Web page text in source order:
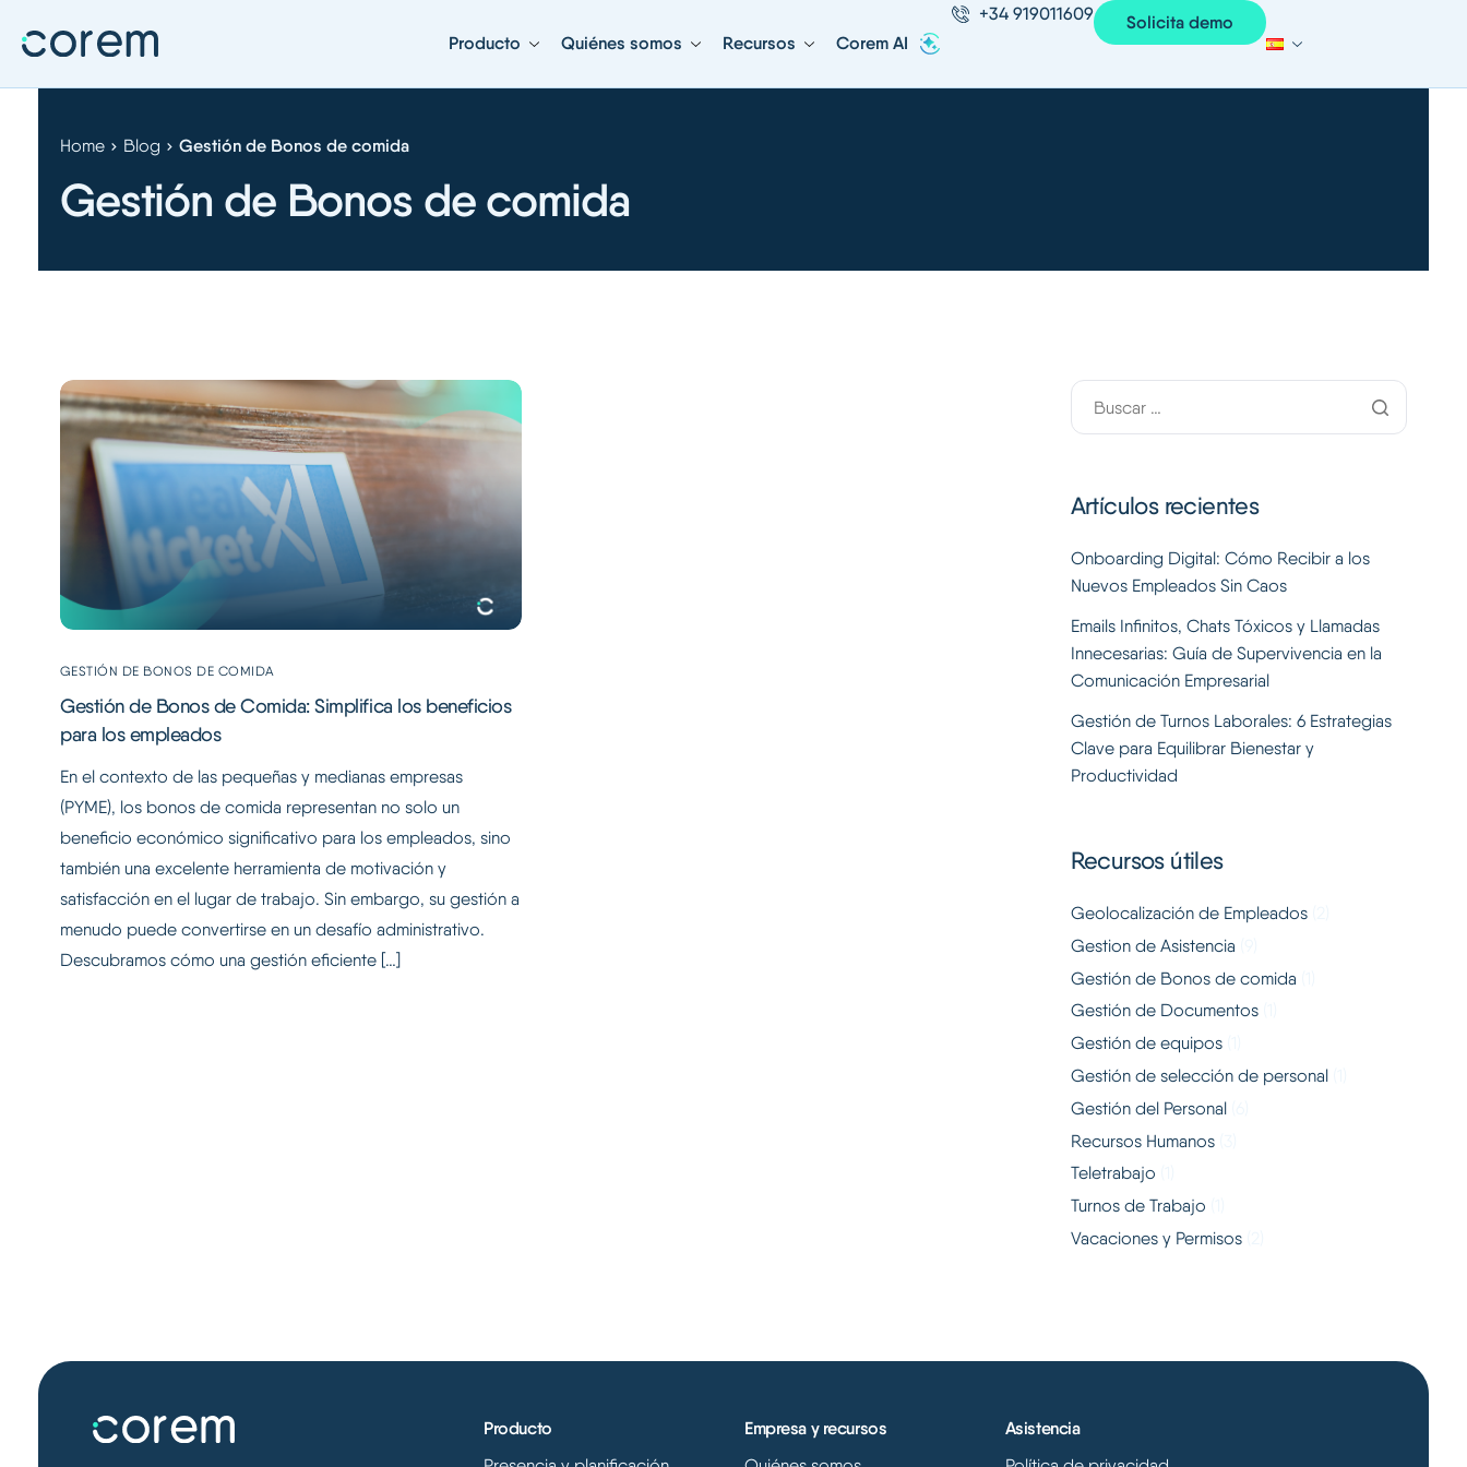
Producto Quiénes somos Recursos Corem AI
+34 919011609 Solicita demo
Gestión de Bonos de comida
Home Blog Gestión de Bonos de comida
GESTIÓN DE BONOS DE COMIDA
Gestión de Bonos de Comida: Simplifica los beneficios
para los empleados
En el contexto de las pequeñas y medianas empresas
(PYME), los bonos de comida representan no solo un
beneficio económico significativo para los empleados, sino
también una excelente herramienta de motivación y
satisfacción en el lugar de trabajo. Sin embargo, su gestión a
menudo puede convertirse en un desafío administrativo.
Descubramos cómo una gestión eficiente […]
Artículos recientes
Onboarding Digital: Cómo Recibir a los
Nuevos Empleados Sin Caos
Emails Infinitos, Chats Tóxicos y Llamadas
Innecesarias: Guía de Supervivencia en la
Comunicación Empresarial
Gestión de Turnos Laborales: 6 Estrategias
Clave para Equilibrar Bienestar y
Productividad
Recursos útiles
Geolocalización de Empleados(2)
Gestion de Asistencia
Gestión de Bonos de comida
Gestión de Documentos(1)
Gestión de equipos(1)
Gestión de selección de personal(1)
Gestión del Personal(6)
Recursos Humanos(3)
Teletrabajo
Turnos de Trabajo
Vacaciones y Permisos(2)
Producto
Empresa y recursos
Asistencia